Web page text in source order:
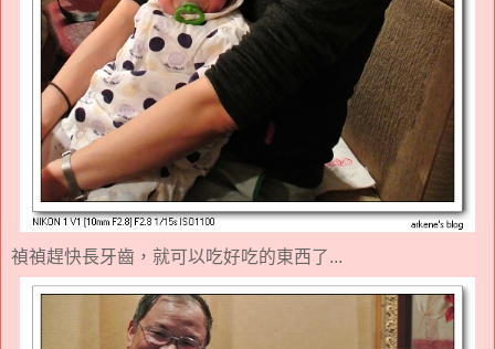
禎禎趕快長牙齒，就可以吃好吃的東西了...